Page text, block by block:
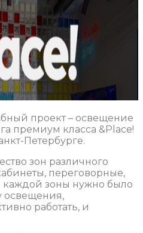
проект – освещение
премиум класса &Place!
Петербурге.
зон различного
переговорные,
каждой зоны нужно было
освещения,
работать, и